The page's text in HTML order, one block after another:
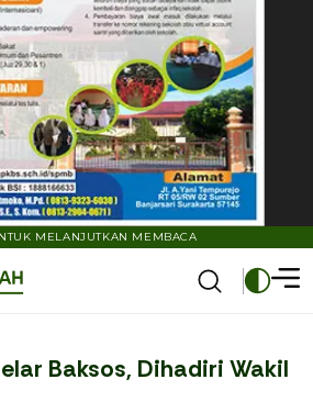
MELANJUTKAN MEMBACA
Baksos, Dihadiri Wakil